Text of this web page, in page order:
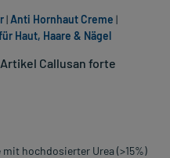
Callusan forte
hochdosierter Urea (>15%)
|Anti Hornhaut Creme |
Haut, Haare & Nägel